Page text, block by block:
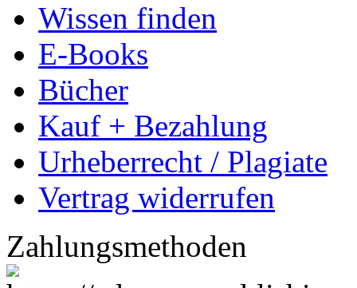
Wissen finden
E-Books
Bücher
Kauf + Bezahlung
Urheberrecht / Plagiate
Vertrag widerrufen
Zahlungsmethoden